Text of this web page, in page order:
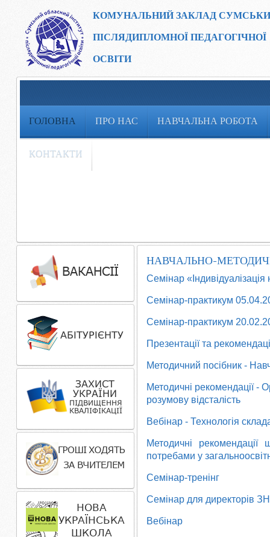
КОМУНАЛЬНИЙ ЗАКЛАД
ПІСЛЯДИПЛОМНОЇ ПЕДАГОГІЧНОЇ
ОСВІТИ
ГОЛОВНА ПРО НАС НАВЧАЛЬНА РОБОТА
КОНТАКТИ
НАВЧАЛЬНО-
Семінар
Семінар-практикум
Семінар-практикум
Презентації та
Методичний посібник -
Методичні рекомендації -
розумову відсталість
Вебінар - Технологія
Методичні рекомендації
потребами у
Семінар-тренінг
Семінар для директорів
Вебінар